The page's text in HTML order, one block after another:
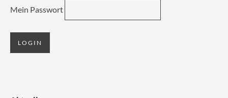
Mein Passwort